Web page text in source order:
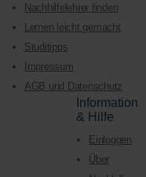
Nachhilfelehrer finden
Lernen leicht gemacht
Studitipps
Impressum
AGB und Datenschutz
Information
& Hilfe
Einloggen
Über